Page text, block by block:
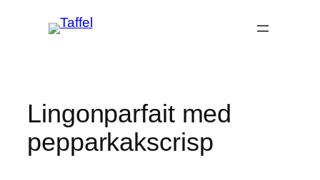
Lingonparfait med
pepparkakscrisp